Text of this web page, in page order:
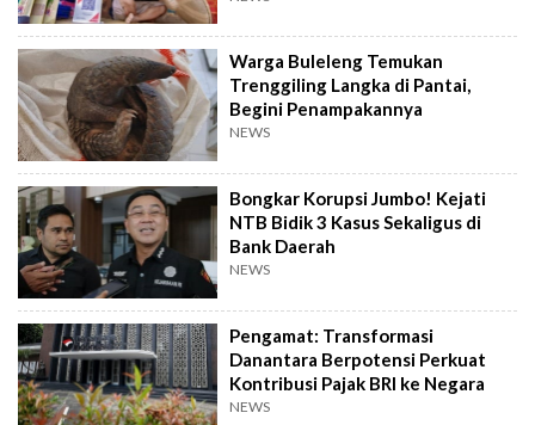
Warga Buleleng Temukan
Trenggiling Langka di Pantai,
Begini Penampakannya
NEWS
Bongkar Korupsi Jumbo! Kejati
NTB Bidik 3 Kasus Sekaligus di
Bank Daerah
NEWS
Pengamat: Transformasi
Danantara Berpotensi Perkuat
Kontribusi Pajak BRI ke Negara
NEWS